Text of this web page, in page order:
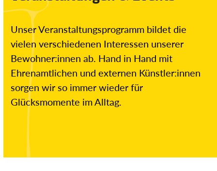
Unser Veranstaltungsprogramm bildet die
vielen verschiedenen Interessen unserer
Bewohner:innen ab. Hand in Hand mit
Ehrenamtlichen und externen Künstler:innen
sorgen wir so immer wieder für
Glücksmomente im Alltag.